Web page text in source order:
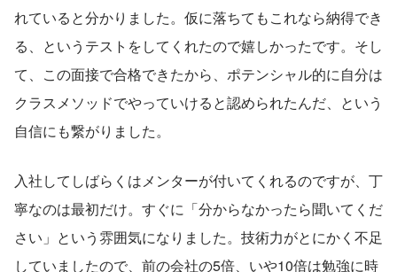
れていると分かりました。仮に落ちてもこれなら納得でき
る、というテストをしてくれたので嬉しかったです。そし
て、この面接で合格できたから、ポテンシャル的に自分は
クラスメソッドでやっていけると認められたんだ、という
自信にも繋がりました。
入社してしばらくはメンターが付いてくれるのですが、丁
寧なのは最初だけ。すぐに「分からなかったら聞いてくだ
さい」という雰囲気になりました。技術力がとにかく不足
していましたので、前の会社の5倍、いや10倍は勉強に時